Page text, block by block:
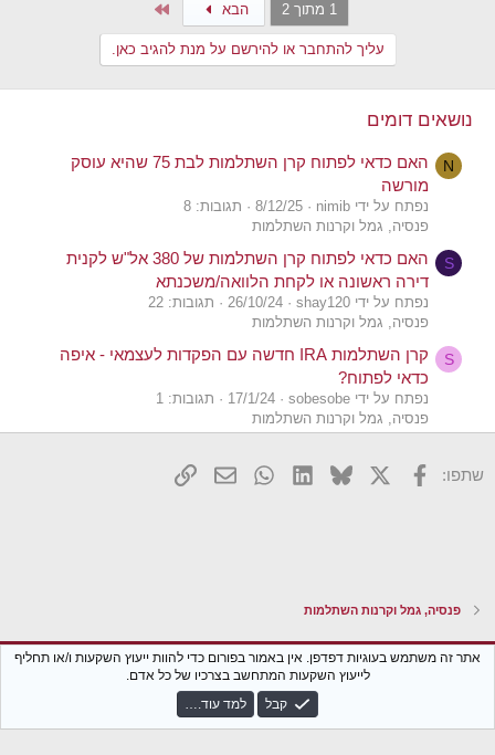
1 מתוך 2 הבא
עליך להתחבר או להירשם על מנת להגיב כאן.
נושאים דומים
N
האם כדאי לפתוח קרן השתלמות לבת 75 שהיא עוסק
מורשה
נפתח על ידי nimib 8/12/25
תגובות: 8
פנסיה, גמל וקרנות השתלמות
S
האם כדאי לפתוח קרן השתלמות של 380 אל"ש לקנית
דירה ראשונה או לקחת הלוואה/משכנתא
נפתח על ידי shay120 26/10/24
תגובות: 22
פנסיה, גמל וקרנות השתלמות
S
קרן השתלמות IRA חדשה עם הפקדות לעצמאי - איפה
כדאי לפתוח?
נפתח על ידי sobesobe 17/1/24
תגובות: 1
פנסיה, גמל וקרנות השתלמות
נפתח על ידי Investoril 19/11/23
תגובות: 14
פנסיה, גמל וקרנות השתלמות
כדאי לפתוח 3 קרנות כספיות? (בלוג: מרגע זה אתם טובים
בכסף)
נפתח על ידי Idiom 4/10/25
תגובות: 9
דיוני עומק על פוסטים מהבלוג
האם כדאי לפתוח חשבון בנק ב US עבור השקעות נדלן
שתפו: פייסבוק
X
Bluesky
LinkedIn
WhatsApp
דואר אלקטרוני
פנסיה, גמל וקרנות השתלמות
Xenforo Classic
עברית (he_IL)
תקנון הפורום מדיניות פרטיות
אתר זה משתמש בעוגיות דפדפן. אין באמור בפורום כדי להוות ייעוץ השקעות ו/או תחליף
לייעוץ השקעות המתחשב בצרכיו של כל אדם.
קבל
למד עוד.…